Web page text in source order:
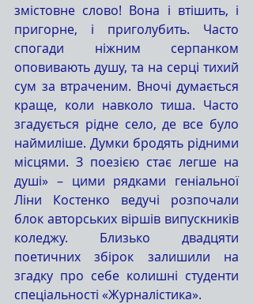
змістовне слово! Вона і втішить, і
пригорне, і приголубить. Часто
спогади ніжним серпанком
оповивають душу, та на серці тихий
сум за втраченим. Вночі думається
краще, коли навколо тиша. Часто
згадується рідне село, де все було
наймиліше. Думки бродять рідними
місцями. З поезією стає легше на
душі» – цими рядками геніальної
Ліни Костенко ведучі розпочали
блок авторських віршів випускників
коледжу. Близько двадцяти
поетичних збірок залишили на
згадку про себе колишні студенти
спеціальності «Журналістика».